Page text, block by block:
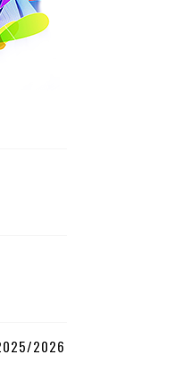
2025/2026